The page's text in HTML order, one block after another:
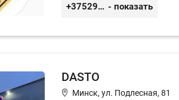
+375299395764 - показать
DASTO
Минск, ул. Подлесная, 81